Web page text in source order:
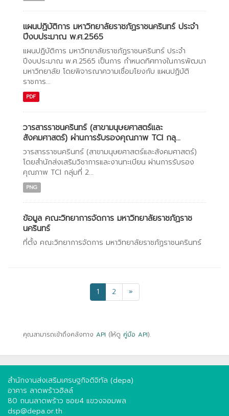
แผนปฏิบัติการ มหาวิทยาลัยราชภัฏราชนครินทร์ ประจำ
ปีงบประมาณ พ.ศ.2565
แผนปฏิบัติการ มหาวิทยาลัยราชภัฏราชนครินทร์ ประจำ
ปีงบประมาณ พ.ศ.2565 เป็นการ กำหนดทิศทางในการพัฒนา
มหาวิทยาลัย โดยพิจารณาความเชื่อมโยงกับ แผนปฏิบัติ
ราชการ...
PDF
วารสารราชนครินทร์ (สาขามนุษยศาสตร์และ
สังคมศาสตร์) ผ่านการรับรองคุณภาพ TCI กลุ...
วารสารราชนครินทร์ (สาขามนุษยศาสตร์และสังคมศาสตร์)
โดยสำนักส่งเสริมวิชาการและงานทะเบียน ผ่านการรับรอง
คุณภาพ TCI กลุ่มที่ 2...
PNG
ข้อมูล คณะวิทยาการจัดการ มหาวิทยาลัยราชภัฏราช
นครินทร์
ที่ตั้ง คณะวิทยาการจัดการ มหาวิทยาลัยราชภัฏราชนครินทร์
1 2 »
คุณสามารถเข้าถึงคลังทาง API (ให้ดู คู่มือ API).
สำนักงานส่งเสริมเศรษฐกิจดิจิทัล (depa)
อาคาร ลาดพร้าวฮิลล์
80 ถนนลาดพร้าว ซอย4 แขวงจอมพล
dsp@depa.or.th